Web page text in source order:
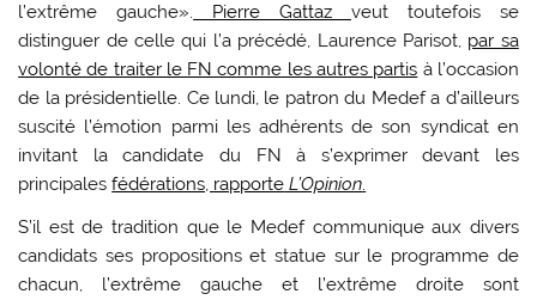
l’extrême gauche». Pierre Gattaz veut toutefois se
distinguer de celle qui l’a précédé, Laurence Parisot, par sa
volonté de traiter le FN comme les autres partis à l’occasion
de la présidentielle. Ce lundi, le patron du Medef a d’ailleurs
suscité l’émotion parmi les adhérents de son syndicat en
invitant la candidate du FN à s’exprimer devant les
principalesfédérations, rapporte L’Opinion.
S’il est de tradition que le Medef communique aux divers
candidats ses propositions et statue sur le programme de
chacun, l’extrême gauche et l’extrême droite sont